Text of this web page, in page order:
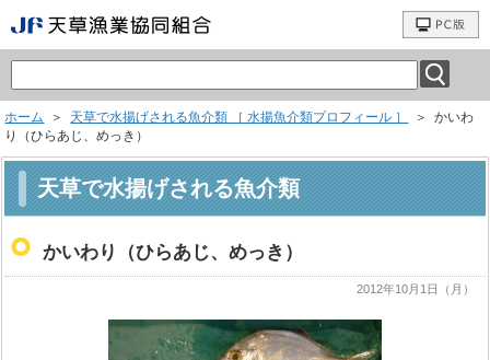
ホーム ＞ 天草で水揚げされる魚介類 ［ 水揚魚介類プロフィール ］
＞ かいわ
り（ひらあじ、めっき）
天草で水揚げされる魚介類
かいわり（ひらあじ、めっき）
2012年10月1日（月）